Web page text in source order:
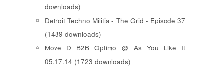
downloads)
Detroit Techno Militia - The Grid - Episode 37
(1489 downloads)
Move D B2B Optimo @ As You Like It
05.17.14 (1723 downloads)